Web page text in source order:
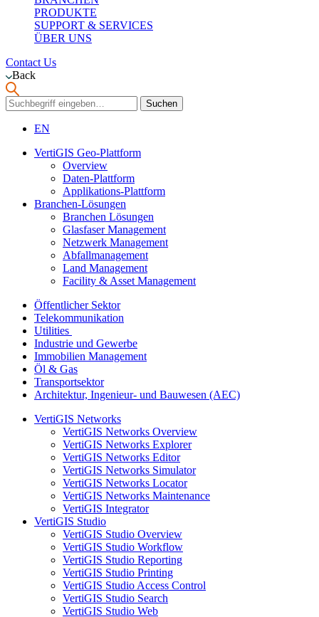
PRODUKTE
SUPPORT & SERVICES
ÜBER UNS
Contact Us
Back
Suchen
nach:
EN
VertiGIS Geo-Plattform
Overview
Daten-Plattform
Applikations-Plattform
Branchen-Lösungen
Branchen Lösungen
Glasfaser Management
Netzwerk Management
Abfallmanagement
Land Management
Facility & Asset Management
Öffentlicher Sektor
Telekommunikation
Utilities
Industrie und Gewerbe
Immobilien Management
Öl & Gas
Transportsektor
Architektur, Ingenieur- und Bauwesen (AEC)
VertiGIS Networks
VertiGIS Networks Overview
VertiGIS Networks Explorer
VertiGIS Networks Editor
VertiGIS Networks Simulator
VertiGIS Networks Locator
VertiGIS Networks Maintenance
VertiGIS Integrator
VertiGIS Studio
VertiGIS Studio Overview
VertiGIS Studio Workflow
VertiGIS Studio Reporting
VertiGIS Studio Printing
VertiGIS Studio Access Control
VertiGIS Studio Search
VertiGIS Studio Web